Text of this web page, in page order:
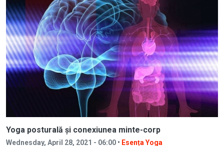
Yoga posturală și conexiunea minte-corp
Wednesday, April 28, 2021 - 06:00 • Esența Yoga